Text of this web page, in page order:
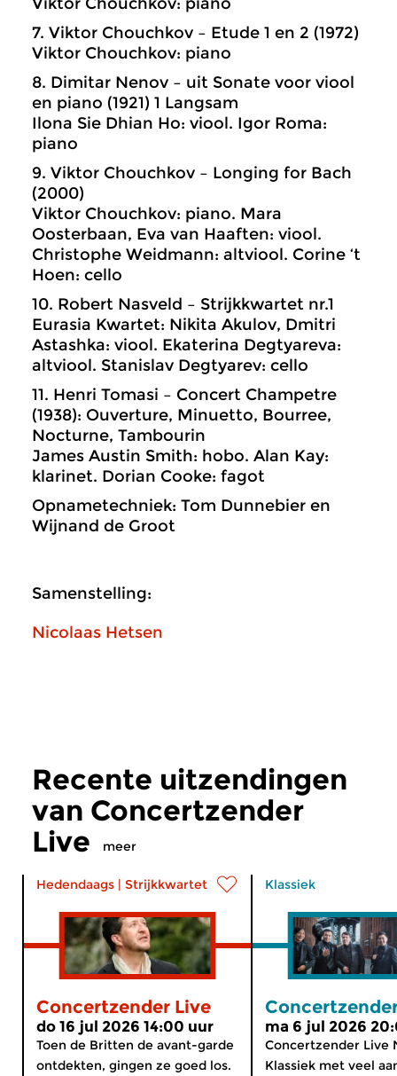
7. Viktor Chouchkov – Etude 1 en 2 (1972)
Viktor Chouchkov: piano
8. Dimitar Nenov – uit Sonate voor viool
en piano (1921) 1 Langsam
Ilona Sie Dhian Ho: viool. Igor Roma:
piano
9. Viktor Chouchkov – Longing for Bach
(2000)
Viktor Chouchkov: piano. Mara
Oosterbaan, Eva van Haaften: viool.
Christophe Weidmann: altviool. Corine ‘t
Hoen: cello
10. Robert Nasveld – Strijkkwartet nr.1
Eurasia Kwartet: Nikita Akulov, Dmitri
Astashka: viool. Ekaterina Degtyareva:
altviool. Stanislav Degtyarev: cello
11. Henri Tomasi – Concert Champetre
(1938): Ouverture, Minuetto, Bourree,
Nocturne, Tambourin
James Austin Smith: hobo. Alan Kay:
klarinet. Dorian Cooke: fagot
Opnametechniek: Tom Dunnebier en
Wijnand de Groot
Samenstelling:
Nicolaas Hetsen
Recente uitzendingen
van Concertzender
Live
meer
Hedendaags | Strijkkwartet
Concertzender Live
do 16 jul 2026 14:00 uur
Toen de Britten de avant-garde
ontdekten, gingen ze goed los.
Klassiek
ma 6 jul 2026
Concertzender Live
Klassiek met veel